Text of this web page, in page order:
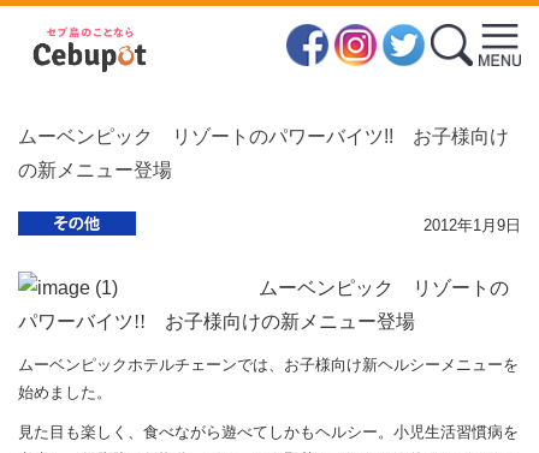
ムーベンピック リゾートのパワーバイツ!! お子様向け
の新メニュー登場
2012年1月9日
ムーベンピック リゾートの
パワーバイツ!! お子様向けの新メニュー登場
ムーベンピックホテルチェーンでは、お子様向け新ヘルシーメニューを
始めました。
見た目も楽しく、食べながら遊べてしかもヘルシー。小児生活習慣病を